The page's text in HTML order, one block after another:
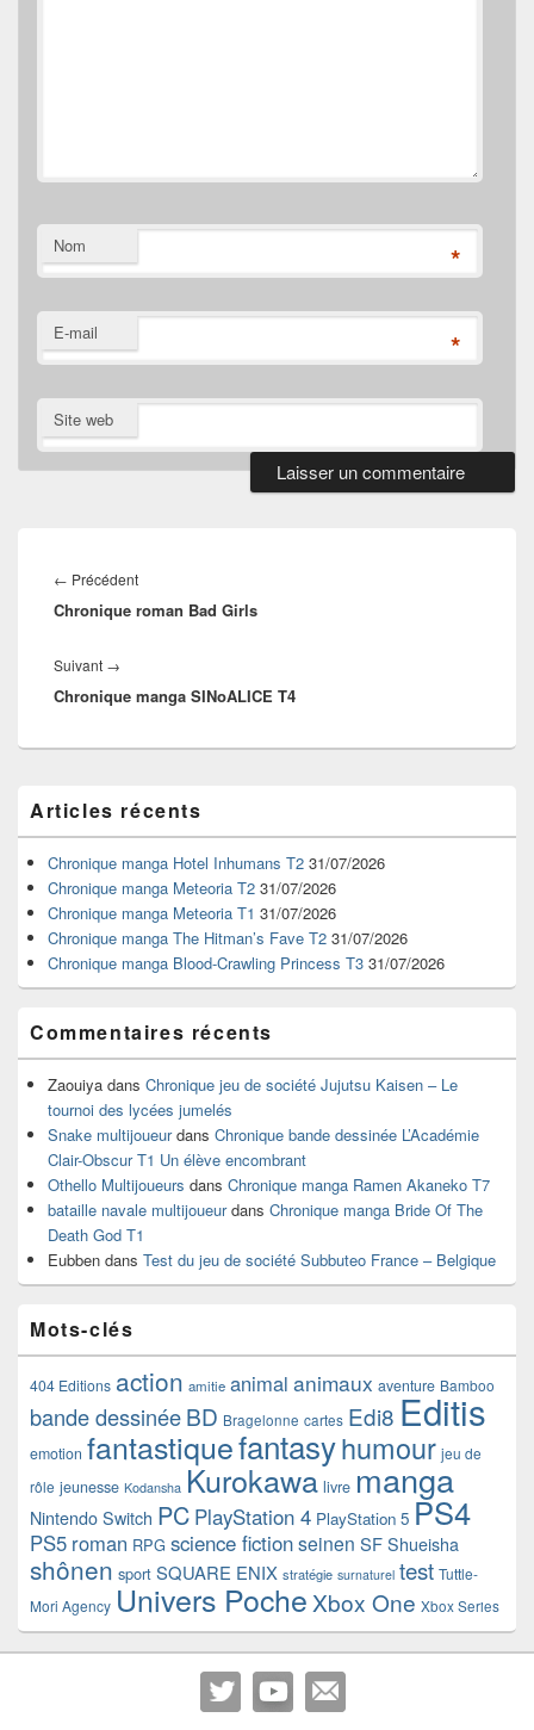
Nom *
E-mail *
Site web
de
l’article
← PrécédentArticle
précédent :
Chronique roman Bad Girls
Suivant →
suivant :
Chronique manga SINoALICE T4
principale
de
widget
pour
barre
latérale
Articles récents
Chronique manga Hotel Inhumans T2 31/07/2026
Chronique manga Meteoria T2 31/07/2026
Chronique manga Meteoria T1 31/07/2026
Chronique manga The Hitman’s Fave T2 31/07/2026
Chronique manga Blood-Crawling Princess T3 31/07/2026
Commentaires récents
Zaouiya dans Chronique jeu de société Jujutsu Kaisen – Le
tournoi des lycées jumelés
Snake multijoueurdans Chronique bande dessinée L’Académie
Clair-Obscur T1 Un élève encombrant
Othello Multijoueurs dans Chronique manga Ramen Akaneko T7
bataille navale multijoueurdans Chronique manga Bride Of The
Death God T1
Eubben dans Test du jeu de société Subbuteo France – Belgique
Mots-clés
404 Editions action amitie animal animaux aventure Bamboo
bande dessinéeBD Bragelonne cartes Edi8 Editis
emotion fantastiquefantasyhumour jeu de
rôle jeunesse Kodansha Kurokawa livre manga
Nintendo Switch PC PlayStation 4 PlayStation 5 PS4
PS5 roman RPG science fictionseinen SF Shueisha
shônen sport SQUARE ENIX stratégie surnaturel test Tuttle-
Mori Agency Univers Poche Xbox One Xbox Series